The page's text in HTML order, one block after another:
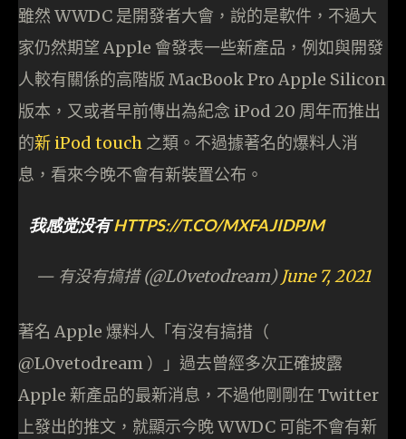
雖然 WWDC 是開發者大會，說的是軟件，不過大
家仍然期望 Apple 會發表一些新產品，例如與開發
人較有關係的高階版 MacBook Pro Apple Silicon
版本，又或者早前傳出為紀念 iPod 20 周年而推出
的新 iPod touch 之類。不過據著名的爆料人消
息，看來今晚不會有新裝置公布。
我感觉没有HTTPS://T.CO/MXFAJIDPJM
— 有没有搞措 (@L0vetodream) June 7, 2021
著名 Apple 爆料人「有沒有搞措（
@L0vetodream ）」過去曾經多次正確披露
Apple 新產品的最新消息，不過他剛剛在 Twitter
上發出的推文，就顯示今晚 WWDC 可能不會有新